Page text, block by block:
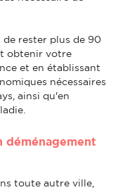
de rester plus de 90
obtenir votre
et en établissant
nécessaires
ainsi qu'en
déménagement
toute autre ville,